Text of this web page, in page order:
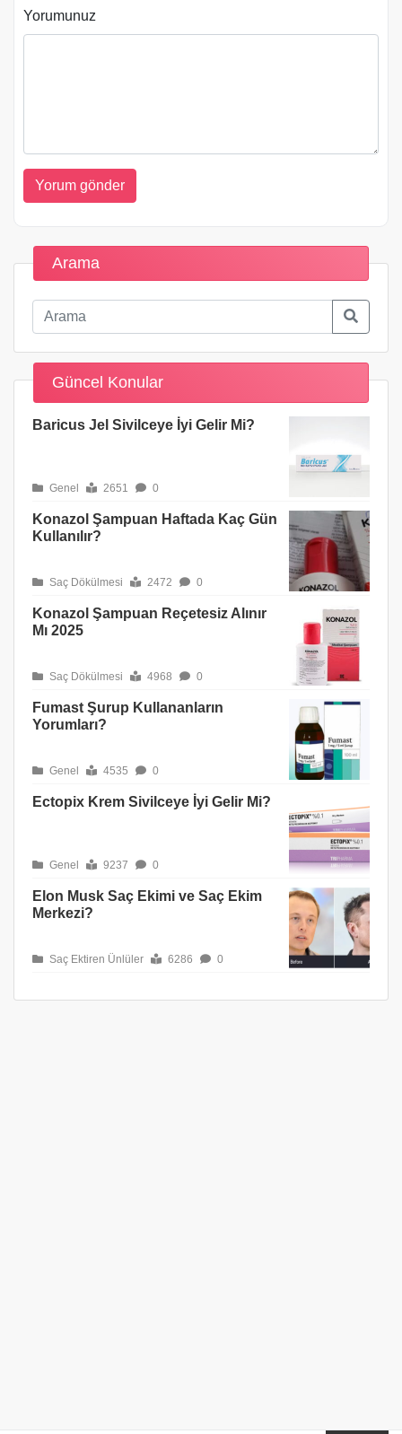
Yorumunuz
Arama
Güncel Konular
Baricus Jel Sivilceye İyi Gelir Mi?
Genel 2651 0
Konazol Şampuan Haftada Kaç Gün
Kullanılır?
Saç Dökülmesi 2472 0
Konazol Şampuan Reçetesiz Alınır
Mı 2025
Saç Dökülmesi 4968 0
Fumast Şurup Kullananların
Yorumları?
Genel 4535 0
Ectopix Krem Sivilceye İyi Gelir Mi?
Genel 9237 0
Elon Musk Saç Ekimi ve Saç Ekim
Merkezi?
Saç Ektiren Ünlüler 6286 0